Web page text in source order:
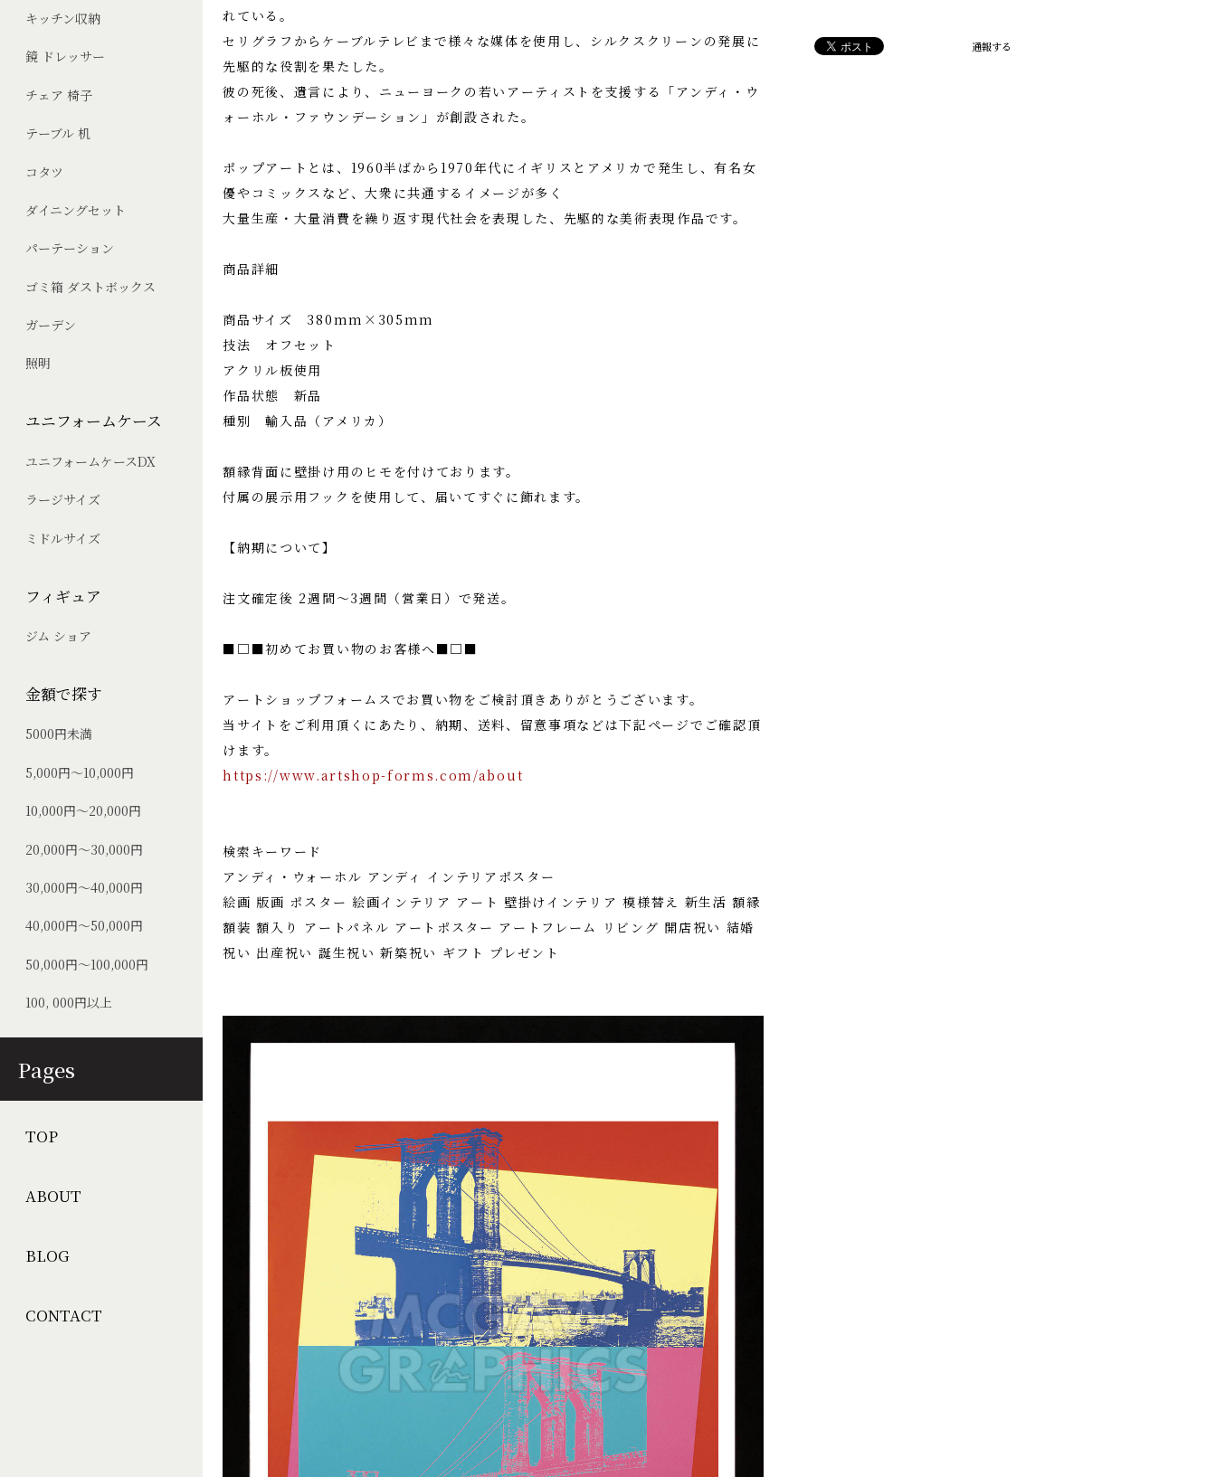
Pages
TOP
ABOUT
BLOG
CONTACT
キッチン収納
鏡 ドレッサー
チェア 椅子
テーブル 机
コタツ
ダイニングセット
パーテーション
ゴミ箱 ダストボックス
ガーデン
照明
ユニフォームケース
ユニフォームケースDX
ラージサイズ
ミドルサイズ
フィギュア
ジム ショア
金額で探す
5000円未満
5,000円～10,000円
10,000円～20,000円
20,000円～30,000円
30,000円～40,000円
40,000円～50,000円
50,000円～100,000円
100, 000円以上
れている。
セリグラフからケーブルテレビまで様々な媒体を使用し、シルクスクリーンの発展に
先駆的な役割を果たした。
彼の死後、遺言により、ニューヨークの若いアーティストを支援する「アンディ・ウ
ォーホル・ファウンデーション」が創設された。
ポップアートとは、1960半ばから1970年代にイギリスとアメリカで発生し、有名女
優やコミックスなど、大衆に共通するイメージが多く
大量生産・大量消費を繰り返す現代社会を表現した、先駆的な美術表現作品です。
商品詳細
商品サイズ 380mm×305mm
技法 オフセット
アクリル板使用
作品状態 新品
種別 輸入品（アメリカ）
額縁背面に壁掛け用のヒモを付けております。
付属の展示用フックを使用して、届いてすぐに飾れます。
【納期について】
注文確定後 2週間〜3週間（営業日）で発送。
■□■初めてお買い物のお客様へ■□■
アートショップフォームスでお買い物をご検討頂きありがとうございます。
当サイトをご利用頂くにあたり、納期、送料、留意事項などは下記ページでご確認頂
けます。
https://www.artshop-forms.com/about
検索キーワード
アンディ・ウォーホル アンディ インテリアポスター
絵画 版画 ポスター 絵画インテリア アート 壁掛けインテリア 模様替え 新生活 額縁
額装 額入り アートパネル アートポスター アートフレーム リビング 開店祝い 結婚
祝い 出産祝い 誕生祝い 新築祝い ギフト プレゼント
通報する